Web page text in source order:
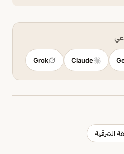
Claude
Grok
الشرقية